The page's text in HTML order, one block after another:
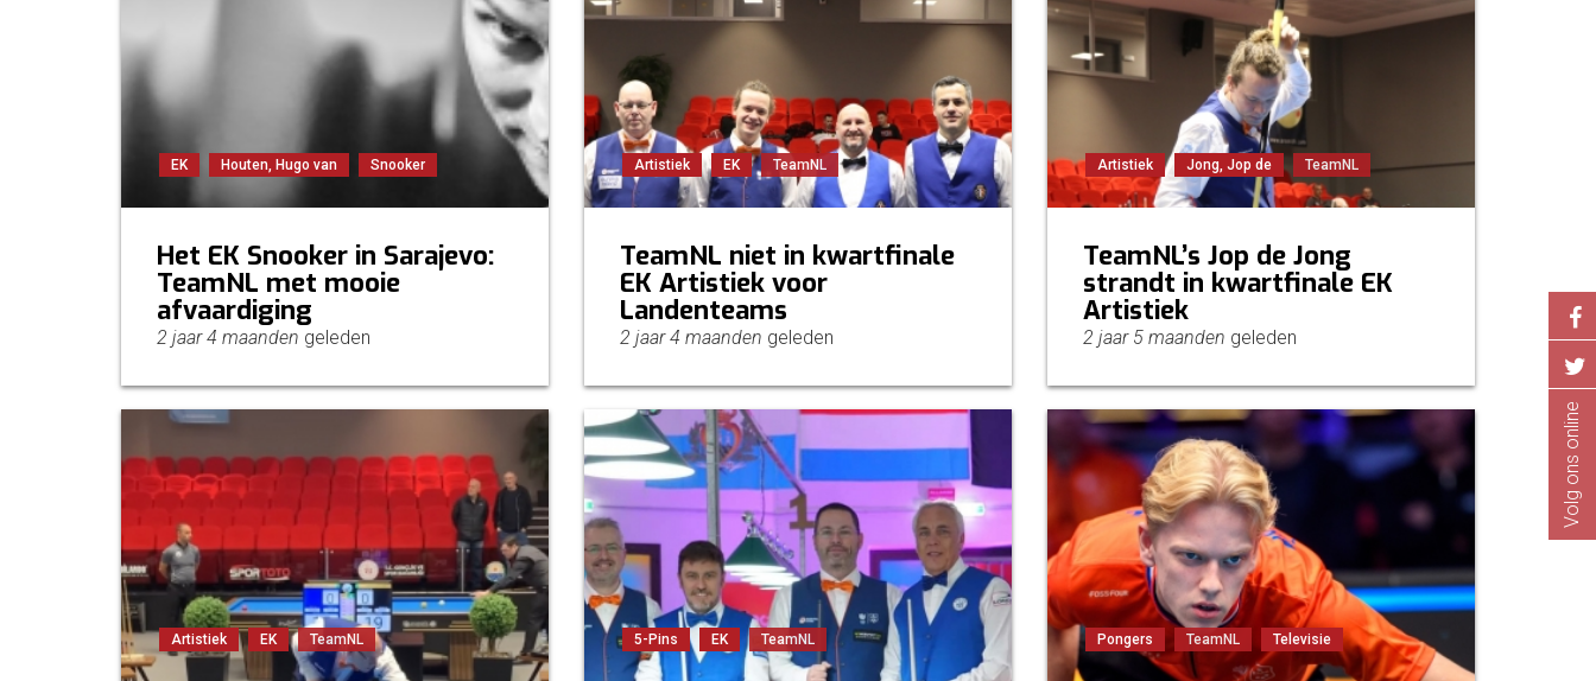
EK Houten, Hugo van Snooker
Het EK Snooker in Sarajevo:
TeamNL met mooie
afvaardiging
2 jaar 4 maanden geleden
Artistiek EK TeamNL
TeamNL niet in kwartfinale
EK Artistiek voor
Landenteams
2 jaar 4 maanden geleden
Artistiek Jong, Jop de TeamNL
TeamNL’s Jop de Jong
strandt in kwartfinale EK
Artistiek
2 jaar 5 maanden geleden
Artistiek EK TeamNL 5-Pins EK TeamNL Pongers TeamNL Televisie
Volg ons online